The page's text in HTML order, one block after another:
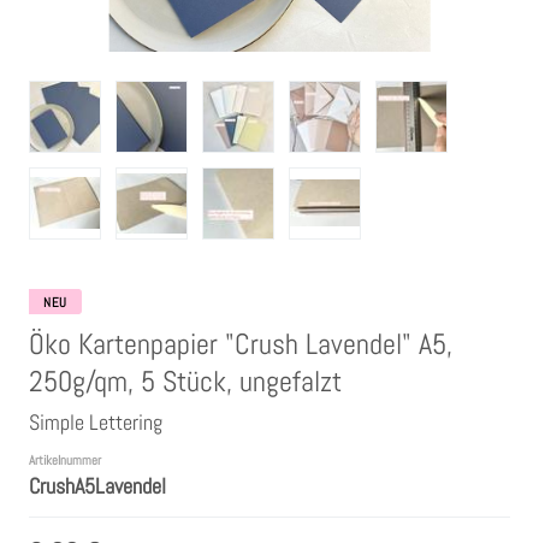
Stempelkissen
Embossing Pulver WOW
Kartendeko Embellishments
Präge-, Universal- Maskierschablonen
Papiere
Bänder & Garn
Siegelwachs /Papierschöpfen
Farben
NEU
Öko Kartenpapier "Crush Lavendel" A5,
250g/qm, 5 Stück, ungefalzt
Simple Lettering
Artikelnummer
CrushA5Lavendel